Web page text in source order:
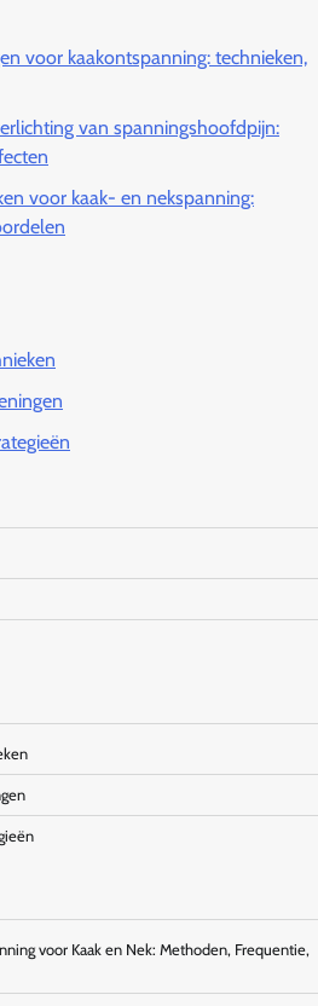
voor kaakontspanning: technieken,
van spanningshoofdpijn:
voor kaak- en nekspanning:
voor Kaak en Nek: Methoden, Frequentie,